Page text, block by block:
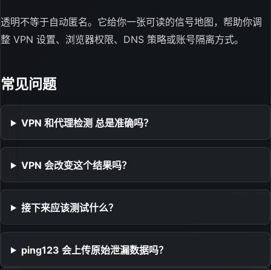
透明不等于自动匿名。它给你一张可读的信号地图，帮助你调
整 VPN 设置、浏览器权限、DNS 策略或账号隔离方式。
常见问题
VPN 和代理检测 总是准确吗？
VPN 会改变这个结果吗？
接下来应该测试什么？
ping123 会上传原始泄漏数据吗？